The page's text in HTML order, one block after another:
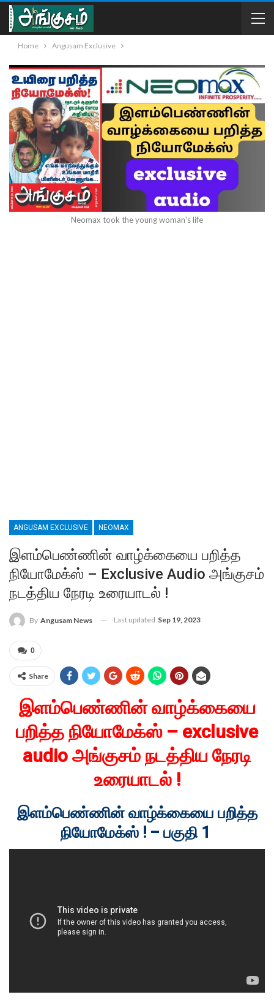
Home Angusam Exclusive
Neomax took the young woman's life
ANGUSAM EXCLUSIVE NEOMAX
இளம்பெண்ணின் வாழ்க்கையை பறித்த
நியோமேக்ஸ் – Exclusive Audio அங்குசம்
நடத்திய நேரடி உரையாடல் !
By Angusam News Last updated Sep 19, 2023
0
Share
இளம்பெண்ணின் வாழ்க்கையை
பறித்த நியோமேக்ஸ் – exclusive
audio அங்குசம் நடத்திய நேரடி
உரையாடல் !
இளம்பெண்ணின் வாழ்க்கையை பறித்த
நியோமேக்ஸ் ! – பகுதி 1